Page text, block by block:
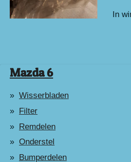
In
Mazda 6
Wisserbladen
Filter
Remdelen
Onderstel
Bumperdelen